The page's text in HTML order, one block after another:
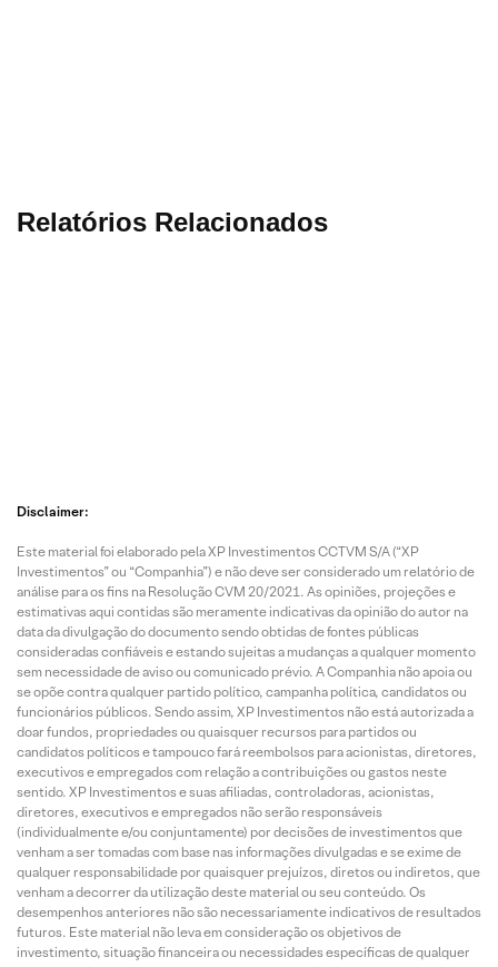
Relatórios Relacionados
XPress:
07/08/2
026
XPress:
06/08/2
026
XPress:
05/08/2
026
04/
026
Disclaimer:
Este material foi elaborado pela XP Investimentos CCTVM S/A (“XP
Investimentos” ou “Companhia”) e não deve ser considerado um relatório de
análise para os fins na Resolução CVM 20/2021. As opiniões, projeções e
estimativas aqui contidas são meramente indicativas da opinião do autor na
data da divulgação do documento sendo obtidas de fontes públicas
consideradas confiáveis e estando sujeitas a mudanças a qualquer momento
sem necessidade de aviso ou comunicado prévio. A Companhia não apoia ou
se opõe contra qualquer partido político, campanha política, candidatos ou
funcionários públicos. Sendo assim, XP Investimentos não está autorizada a
doar fundos, propriedades ou quaisquer recursos para partidos ou
candidatos políticos e tampouco fará reembolsos para acionistas, diretores,
executivos e empregados com relação a contribuições ou gastos neste
sentido. XP Investimentos e suas afiliadas, controladoras, acionistas,
diretores, executivos e empregados não serão responsáveis
(individualmente e/ou conjuntamente) por decisões de investimentos que
venham a ser tomadas com base nas informações divulgadas e se exime de
qualquer responsabilidade por quaisquer prejuízos, diretos ou indiretos, que
venham a decorrer da utilização deste material ou seu conteúdo. Os
desempenhos anteriores não são necessariamente indicativos de resultados
futuros. Este material não leva em consideração os objetivos de
investimento, situação financeira ou necessidades específicas de qualquer